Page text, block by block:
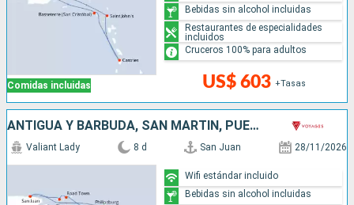
Comidas incluidas US$ 603 +Tasas
Bebidas sin alcohol incluidas
Restaurantes de especialidades
incluidos
Cruceros 100% para adultos
ANTIGUA Y BARBUDA, SAN MARTÍN, PUERTO RICO
Valiant Lady 8 d San Juan 28/11/2026
Wifi estándar incluido
Bebidas sin alcohol incluidas